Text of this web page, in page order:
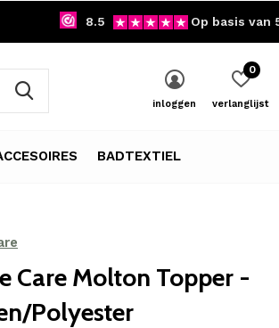
BADTEXTIEL
inloggen verlanglijst
0
8.5 Op basis van
Care Molton Topper -
Polyester